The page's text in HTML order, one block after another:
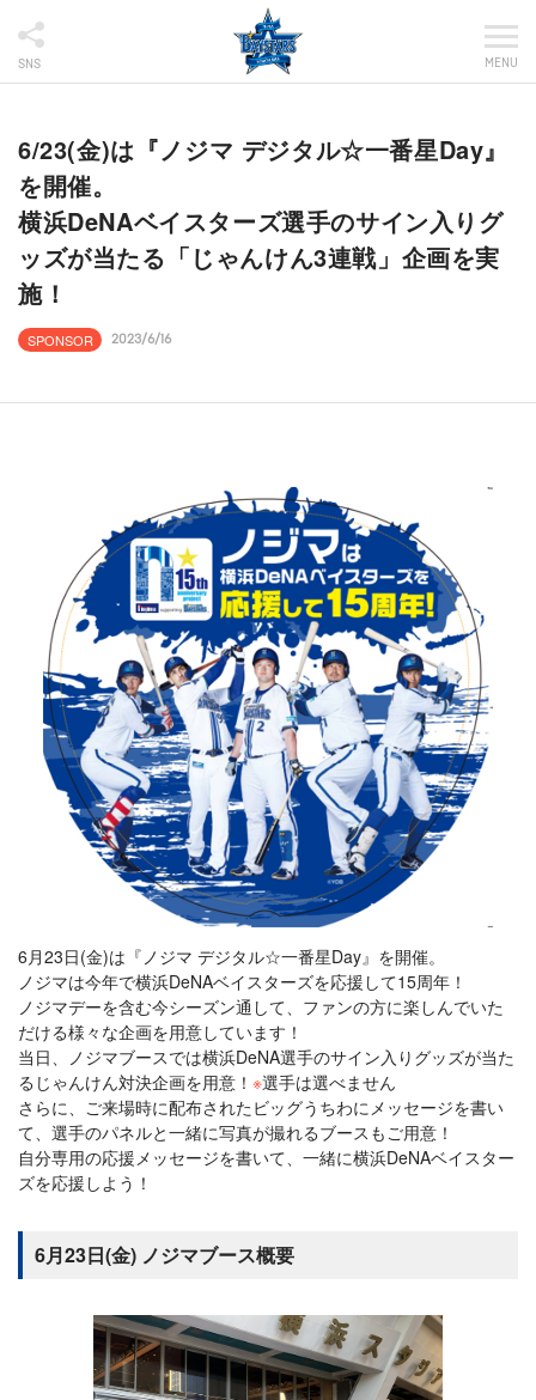
SNS MENU
6/23(金)は『ノジマ デジタル☆一番星Day』
を開催。
横浜DeNAベイスターズ選手のサイン入りグ
ッズが当たる「じゃんけん3連戦」企画を実
施！
SPONSOR 2023/6/16
6月23日(金)は『ノジマ デジタル☆一番星Day』を開催。
ノジマは今年で横浜DeNAベイスターズを応援して15周年！
ノジマデーを含む今シーズン通して、ファンの方に楽しんでいた
だける様々な企画を用意しています！
当日、ノジマブースでは横浜DeNA選手のサイン入りグッズが当た
るじゃんけん対決企画を用意！ ※選手は選べません
さらに、ご来場時に配布されたビッグうちわにメッセージを書い
て、選手のパネルと一緒に写真が撮れるブースもご用意！
自分専用の応援メッセージを書いて、一緒に横浜DeNAベイスター
ズを応援しよう！
6月23日(金) ノジマブース概要